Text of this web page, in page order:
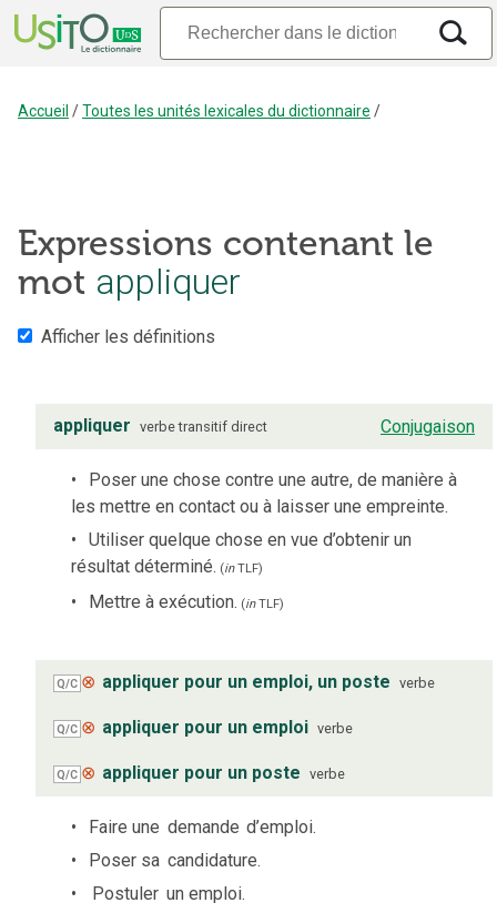
Accueil /Toutes les unités lexicales du dictionnaire /
Expressions contenant le
mot appliquer
Afficher les définitions
appliquer verbe transitif direct Conjugaison
Poser une chose contre une autre, de manière à
les mettre en contact ou à laisser une empreinte.
Utiliser quelque chose en vue d’obtenir un
résultat déterminé. (inTLF)
Mettre à exécution. (inTLF)
Q/C ⊗ appliquer pour un emploi, un poste verbe
Q/C ⊗ appliquer pour un emploi verbe
Q/C ⊗ appliquer pour un poste verbe
Faire une demande d’emploi.
Poser sa candidature.
Postuler un emploi.